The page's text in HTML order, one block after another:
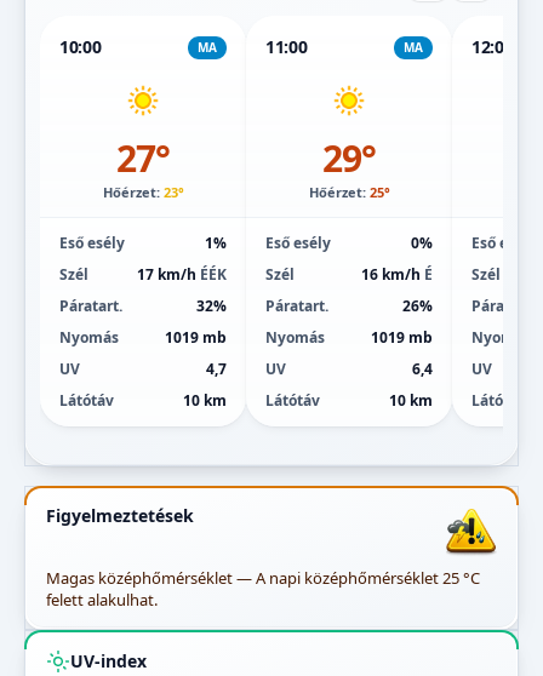
10:00 MA
27°
Hőérzet: 23°
Eső esély
1%
Szél
17 km/h ÉÉK
Páratart.
32%
Nyomás
1019 mb
UV
4,7
Látótáv
10 km
11:00 MA
29°
Hőérzet: 25°
Eső esély
0%
Szél
16 km/h É
Páratart.
26%
Nyomás
1019 mb
UV
6,4
Látótáv
10 km
12:00
Eső esély
Szél
Páratart.
Nyomás
UV
Látótáv
Figyelmeztetések
Magas középhőmérséklet — A napi középhőmérséklet 25 °C
felett alakulhat.
UV-index